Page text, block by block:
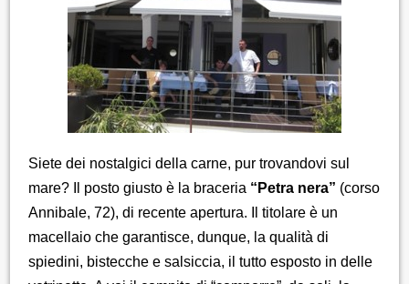
Siete dei nostalgici della carne, pur trovandovi sul
mare? Il posto giusto è la braceria “Petra nera” (corso
Annibale, 72), di recente apertura. Il titolare è un
macellaio che garantisce, dunque, la qualità di
spiedini, bistecche e salsiccia, il tutto esposto in delle